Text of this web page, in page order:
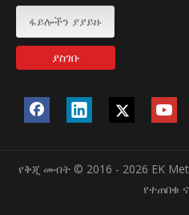
ፋይሎችን ያያይዙ
ያስገቡ
የቅጂ መብት © 2016 - 2026 EK
የተጠበቁ